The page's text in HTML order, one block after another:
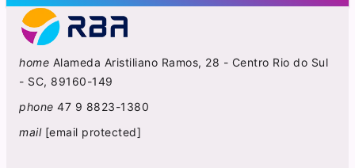
home Alameda Aristiliano Ramos, 28 - Centro Rio do Sul
- SC, 89160-149
phone 47 9 8823-1380
mail [email protected]